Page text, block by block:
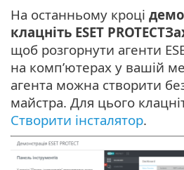
На останньому кроці
клацніть ESET
щоб розгорнути агенти
на комп’ютерах у вашій
агента можна створити
майстра. Для цього
Створити інсталятор.